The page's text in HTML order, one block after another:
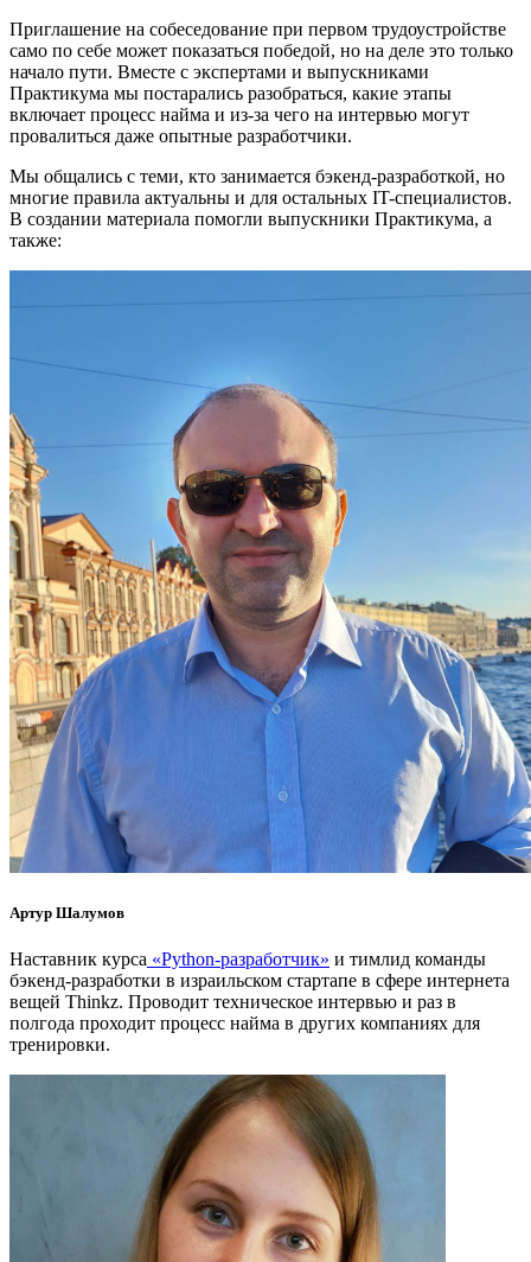
Приглашение на собеседование при первом трудоустройстве
само по себе может показаться победой, но на деле это только
начало пути. Вместе с экспертами и выпускниками
Практикума мы постарались разобраться, какие этапы
включает процесс найма и из-за чего на интервью могут
провалиться даже опытные разработчики.
Мы общались с теми, кто занимается бэкенд-разработкой, но
многие правила актуальны и для остальных IT-специалистов.
В создании материала помогли выпускники Практикума, а
также:
Артур Шалумов
Наставник курса «Python-разработчик» и тимлид команды
бэкенд-разработки в израильском стартапе в сфере интернета
вещей Thinkz. Проводит техническое интервью и раз в
полгода проходит процесс найма в других компаниях для
тренировки.